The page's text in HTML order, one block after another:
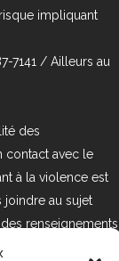
impliquant
7141 / Ailleurs au
des
contact avec le
à la violence est
au sujet
renseignements
avec